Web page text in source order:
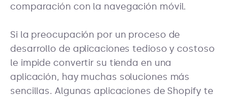
comparación con la navegación móvil.
Si la preocupación por un proceso de
desarrollo de aplicaciones tedioso y costoso
le impide convertir su tienda en una
aplicación, hay muchas soluciones más
sencillas. Algunas aplicaciones de Shopify te